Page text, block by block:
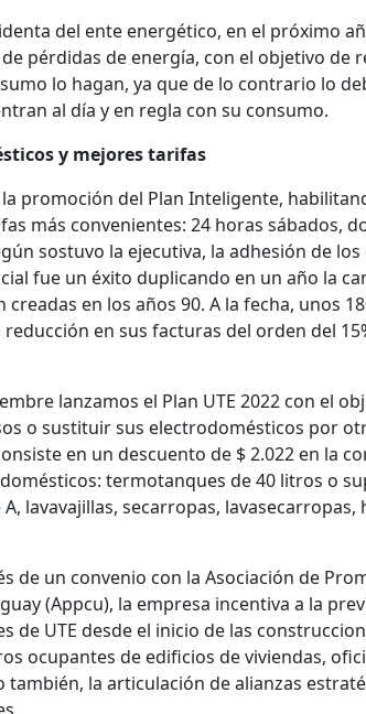
del ente energético, en el próximo
pérdidas de energía, con el objetivo de
lo hagan, ya que de lo contrario lo
al día y en regla con su consumo.
y mejores tarifas
la promoción del Plan Inteligente,
más convenientes: 24 horas sábados,
sostuvo la ejecutiva, la adhesión de
fue un éxito duplicando en un año la
en los años 90. A la fecha, unos
en sus facturas del orden del
lanzamos el Plan UTE 2022 con el
o sustituir sus electrodomésticos por
en un descuento de $ 2.022 en la
termotanques de 40 litros o
lavavajillas, secarropas,
de un convenio con la Asociación de
(Appcu), la empresa incentiva a la
de UTE desde el inicio de las
ocupantes de edificios de viviendas,
también, la articulación de alianzas